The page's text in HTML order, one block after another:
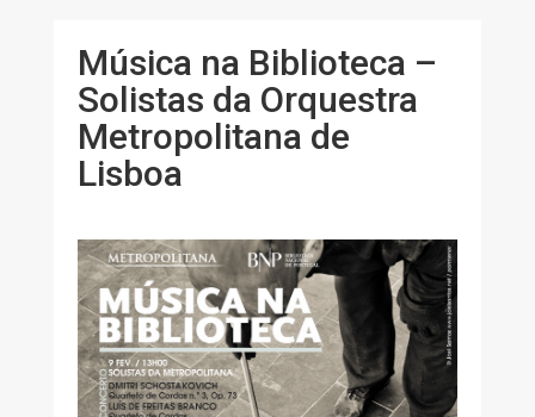
Música na Biblioteca –
Solistas da Orquestra
Metropolitana de
Lisboa